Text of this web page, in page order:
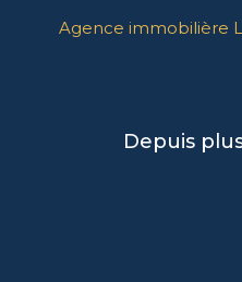
Agence immobilière
Depuis